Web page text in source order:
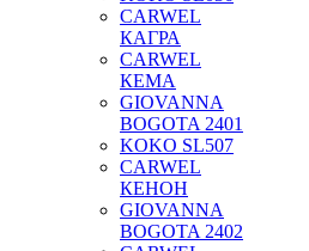
CARWEL
КАГРА
CARWEL
КЕМА
GIOVANNA
BOGOTA 2401
KOKO SL507
CARWEL
КЕНОН
GIOVANNA
BOGOTA 2402